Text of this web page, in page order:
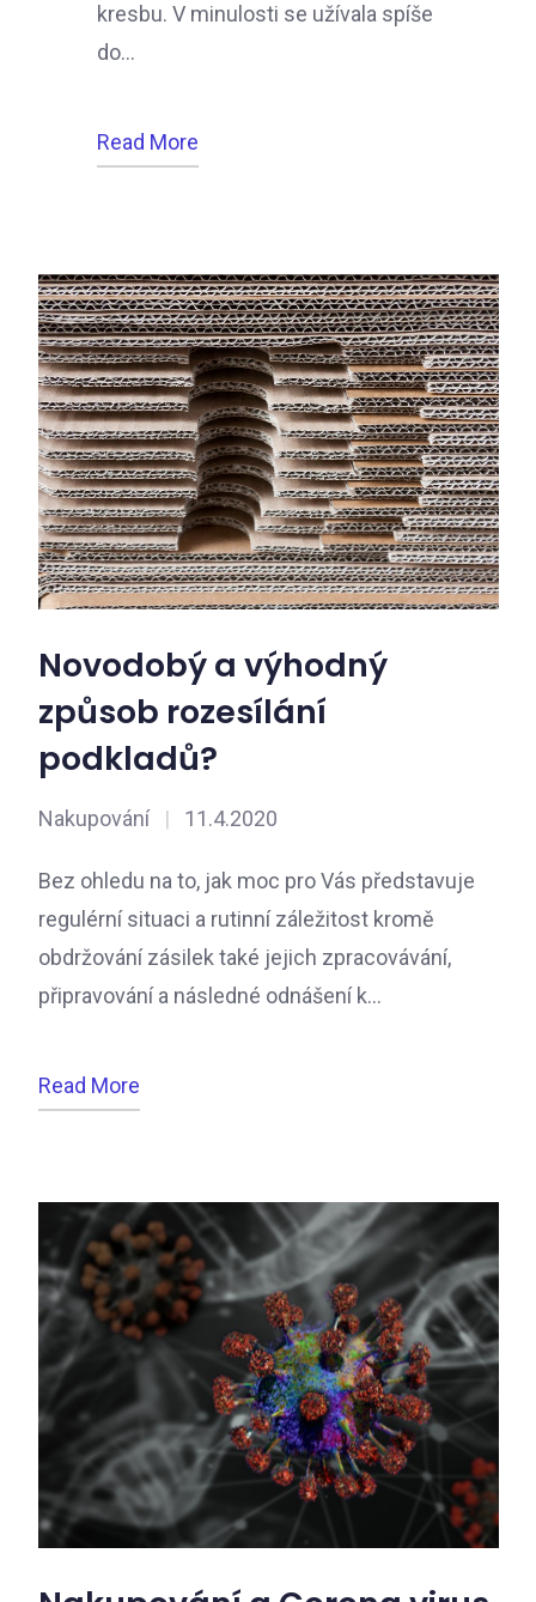
kresbu. V minulosti se užívala spíše
do…
Read More
Novodobý a výhodný
způsob rozesílání
podkladů?
Nakupování | 11.4.2020
Bez ohledu na to, jak moc pro Vás představuje
regulérní situaci a rutinní záležitost kromě
obdržování zásilek také jejich zpracovávání,
připravování a následné odnášení k…
Read More